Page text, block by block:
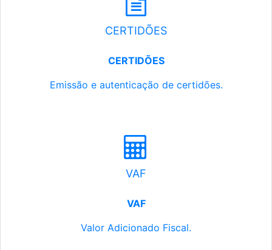
CERTIDÕES
CERTIDÕES
Emissão e autenticação de certidões.
VAF
VAF
Valor Adicionado Fiscal.